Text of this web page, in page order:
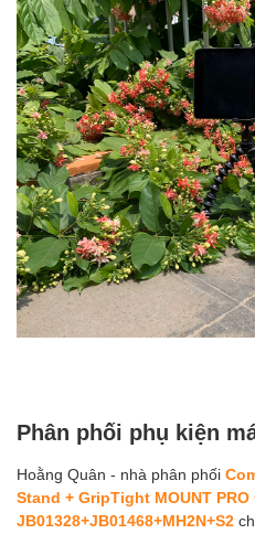
Phân phối phụ kiện
Hoằng Quân - nhà phân phối
Stand + GripTight MOUNT
JB01328+JB01468+MH2N+S2